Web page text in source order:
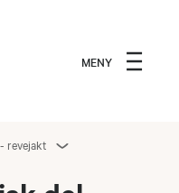
MENY
revejakt